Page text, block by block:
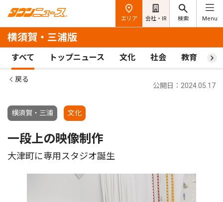
エリア 会社・IR 検索 Menu
横須賀・三浦版
すべて トップニュース 文化 社会 教育 ス
戻る
横須賀・三浦 文化
公開日：2024.05.17
一段上の映像制作
大津町に専用スタジオ誕生